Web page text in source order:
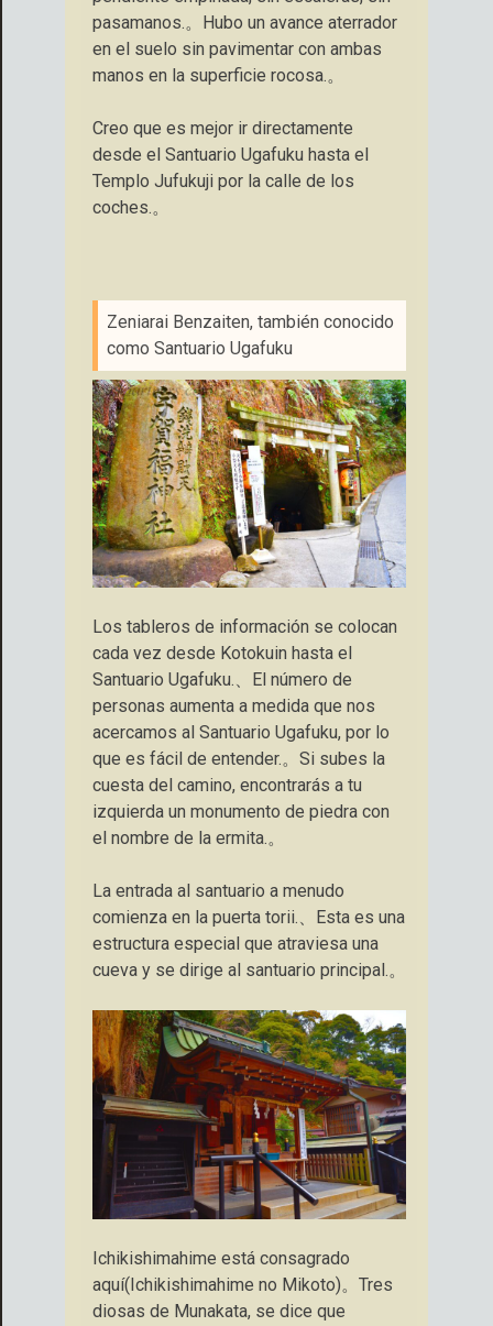
pasamanos.。Hubo un avance aterrador
en el suelo sin pavimentar con ambas
manos en la superficie rocosa.。
Creo que es mejor ir directamente
desde el Santuario Ugafuku hasta el
Templo Jufukuji por la calle de los
coches.。
Zeniarai Benzaiten, también conocido
como Santuario Ugafuku
Los tableros de información se colocan
cada vez desde Kotokuin hasta el
Santuario Ugafuku.、El número de
personas aumenta a medida que nos
acercamos al Santuario Ugafuku, por lo
que es fácil de entender.。Si subes la
cuesta del camino, encontrarás a tu
izquierda un monumento de piedra con
el nombre de la ermita.。
La entrada al santuario a menudo
comienza en la puerta torii.、Esta es una
estructura especial que atraviesa una
cueva y se dirige al santuario principal.。
Ichikishimahime está consagrado
aquí(Ichikishimahime no Mikoto)。Tres
diosas de Munakata, se dice que